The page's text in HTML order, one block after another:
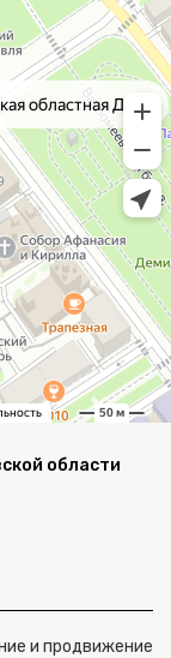
области
и продвижение